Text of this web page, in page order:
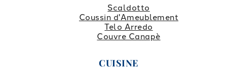
Scaldotto
Coussin d'Ameublement
Telo Arredo
Couvre Canapè
CUISINE